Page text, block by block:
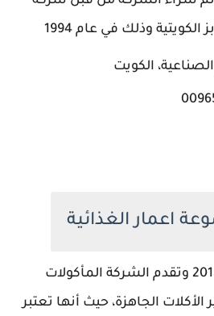
وذلك في عام 1994
الكويت
تأسست الشركة عام2015 وتقدم الشركة المأكولات
الجاهزة، حيث أنها تعتبر